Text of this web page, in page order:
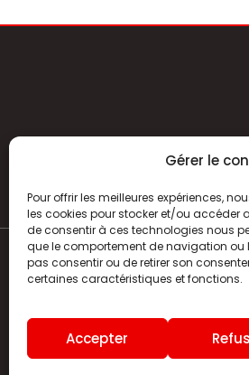
Gérer le
Pour offrir les meilleures expériences,
les cookies pour stocker et/ou accéder
de consentir à ces technologies nous
que le comportement de navigation ou
pas consentir ou de retirer son
certaines caractéristiques et fonctions.
Accepter